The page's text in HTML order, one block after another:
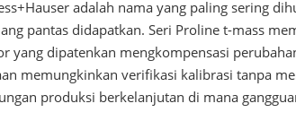
adalah nama yang paling sering
pantas didapatkan. Seri Proline t-mass
yang dipatenkan mengkompensasi
memungkinkan verifikasi kalibrasi tanpa
produksi berkelanjutan di mana